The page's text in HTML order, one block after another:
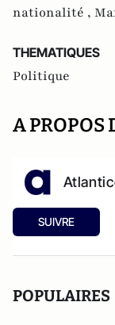
nationalité ,
THEMATIQUES
Politique
A PROPOS
SUIVRE
POPULAIRES